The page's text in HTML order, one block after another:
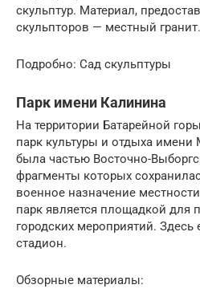
скульптур. Материал,
скульпторов — местный гранит.
Подробно: Сад скульптуры
Парк имени Калинина
На территории Батарейной
парк культуры и отдыха
была частью Восточно-
фрагменты которых
военное назначение
парк является площадкой для
городских мероприятий. Здесь
стадион.
Обзорные материалы: